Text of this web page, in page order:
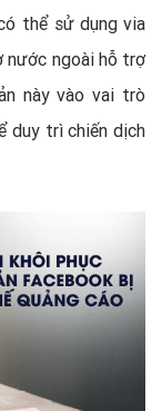
thể sử dụng via
nước ngoài hỗ trợ
này vào vai trò
duy trì chiến dịch